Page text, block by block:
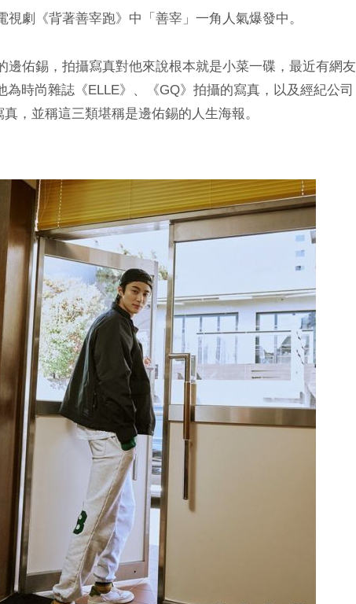
視劇《背著善宰跑》中「善宰」一角人氣爆發中。
邊佑錫，拍攝寫真對他來說根本就是小菜一碟，最近有網友
為時尚雜誌《ELLE》、《GQ》拍攝的寫真，以及經紀公司
，並稱這三類堪稱是邊佑錫的人生海報。